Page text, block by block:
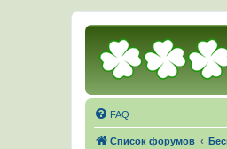
FAQ
Список форумов